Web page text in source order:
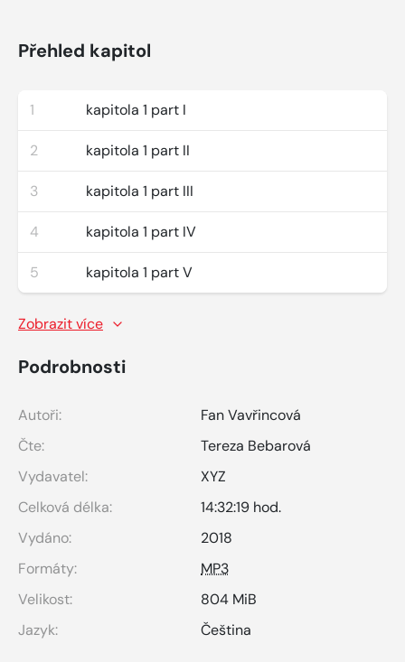
Přehled kapitol
1 kapitola 1 part I
2 kapitola 1 part II
3 kapitola 1 part III
4 kapitola 1 part IV
5 kapitola 1 part V
Zobrazit více
Podrobnosti
Autoři:
Fan Vavřincová
Čte:
Tereza Bebarová
Vydavatel:
XYZ
Celková délka:
14:32:19 hod.
Vydáno:
2018
Formáty:
MP3
Velikost:
804 MiB
Jazyk:
Čeština